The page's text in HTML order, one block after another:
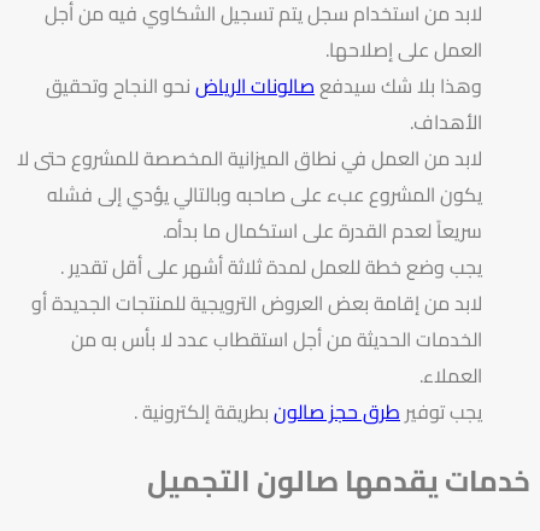
لابد من استخدام سجل يتم تسجيل الشكاوي فيه من أجل
العمل على إصلاحها.
وهذا بلا شك سيدفعصالونات الرياضنحو النجاح وتحقيق
الأهداف.
لابد من العمل في نطاق الميزانية المخصصة للمشروع حتى لا
يكون المشروع عبء على صاحبه وبالتالي يؤدي إلى فشله
سريعاً لعدم القدرة على استكمال ما بدأه.
يجب وضع خطة للعمل لمدة ثلاثة أشهر على أقل تقدير .
لابد من إقامة بعض العروض الترويجية للمنتجات الجديدة أو
الخدمات الحديثة من أجل استقطاب عدد لا بأس به من
العملاء.
يجب توفيرطرق حجز صالونبطريقة إلكترونية .
خدمات يقدمها صالون التجميل